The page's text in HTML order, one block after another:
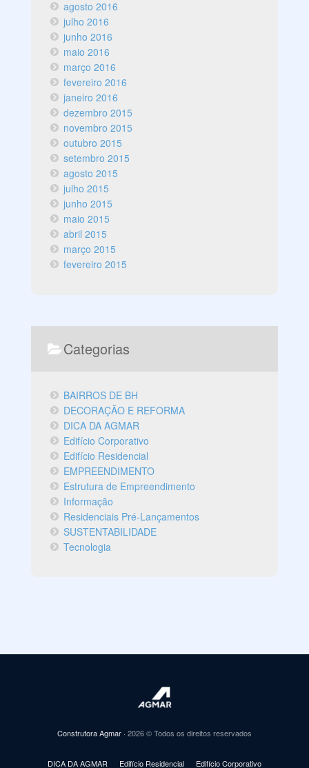
agosto 2016
julho 2016
junho 2016
maio 2016
março 2016
fevereiro 2016
janeiro 2016
dezembro 2015
novembro 2015
outubro 2015
setembro 2015
agosto 2015
julho 2015
junho 2015
maio 2015
abril 2015
março 2015
fevereiro 2015
Categorias
BAIRROS DE BH
DECORAÇÃO E REFORMA
DICA DA AGMAR
Edifício Corporativo
Edifício Residencial
EMPREENDIMENTO
Estrutura de Empreendimento
Informação
Residenciais Pré-Lançamentos
SUSTENTABILIDADE
Tecnologia
Construtora Agmar · 2026 © Todos os direitos reservados
DICA DA AGMAR Edifício Residencial Edifício Corporativo